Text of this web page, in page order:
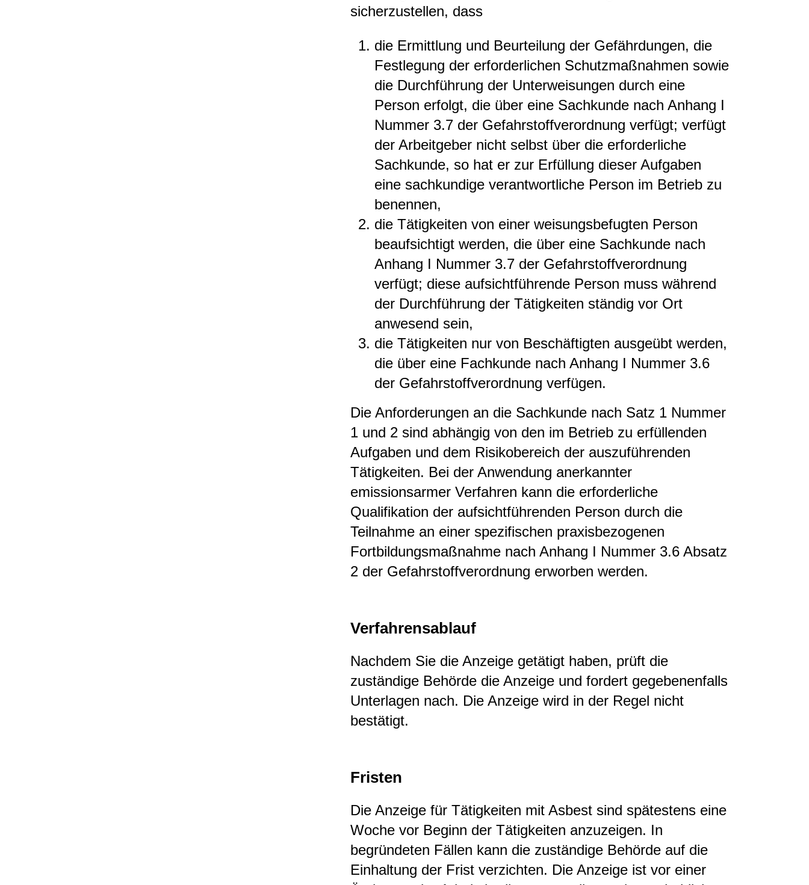
sicherzustellen, dass
die Ermittlung und Beurteilung der Gefährdungen, die
Festlegung der erforderlichen Schutzmaßnahmen sowie
die Durchführung der Unterweisungen durch eine
Person erfolgt, die über eine Sachkunde nach Anhang I
Nummer 3.7 der Gefahrstoffverordnung verfügt; verfügt
der Arbeitgeber nicht selbst über die erforderliche
Sachkunde, so hat er zur Erfüllung dieser Aufgaben
eine sachkundige verantwortliche Person im Betrieb zu
benennen,
die Tätigkeiten von einer weisungsbefugten Person
beaufsichtigt werden, die über eine Sachkunde nach
Anhang I Nummer 3.7 der Gefahrstoffverordnung
verfügt; diese aufsichtführende Person muss während
der Durchführung der Tätigkeiten ständig vor Ort
anwesend sein,
die Tätigkeiten nur von Beschäftigten ausgeübt werden,
die über eine Fachkunde nach Anhang I Nummer 3.6
der Gefahrstoffverordnung verfügen.
Die Anforderungen an die Sachkunde nach Satz 1 Nummer
1 und 2 sind abhängig von den im Betrieb zu erfüllenden
Aufgaben und dem Risikobereich der auszuführenden
Tätigkeiten. Bei der Anwendung anerkannter
emissionsarmer Verfahren kann die erforderliche
Qualifikation der aufsichtführenden Person durch die
Teilnahme an einer spezifischen praxisbezogenen
Fortbildungsmaßnahme nach Anhang I Nummer 3.6 Absatz
2 der Gefahrstoffverordnung erworben werden.
Verfahrensablauf
Nachdem Sie die Anzeige getätigt haben, prüft die
zuständige Behörde die Anzeige und fordert gegebenenfalls
Unterlagen nach. Die Anzeige wird in der Regel nicht
bestätigt.
Fristen
Die Anzeige für Tätigkeiten mit Asbest sind spätestens eine
Woche vor Beginn der Tätigkeiten anzuzeigen. In
begründeten Fällen kann die zuständige Behörde auf die
Einhaltung der Frist verzichten. Die Anzeige ist vor einer